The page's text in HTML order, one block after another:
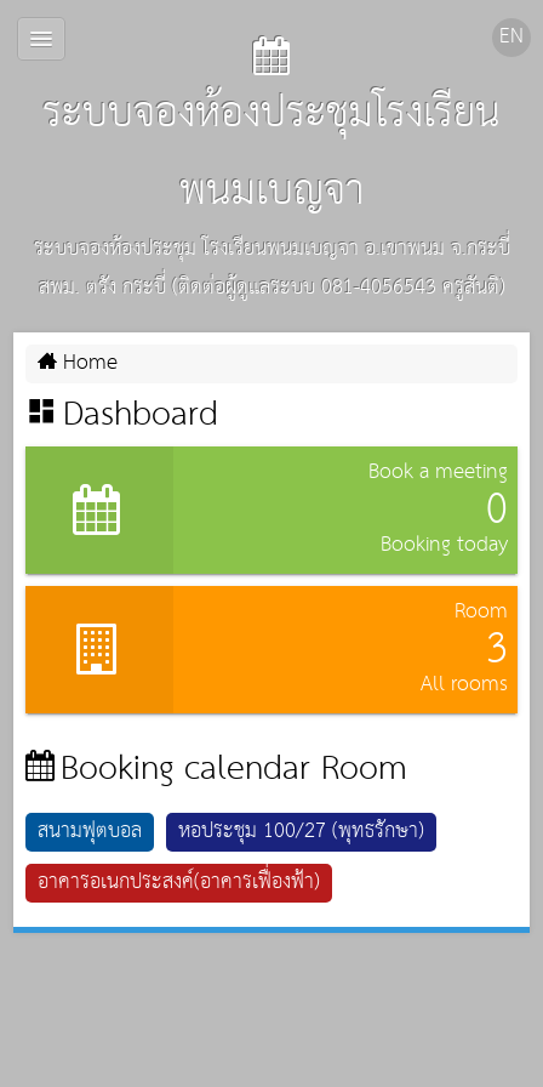
ระบบจองห้องประชุมโรงเรียน
พนมเบญจา
ระบบจองห้องประชุม โรงเรียนพนมเบญจา อ.เขาพนม จ.กระบี่
สพม. ตรัง กระบี่ (ติดต่อผู้ดูแลระบบ 081-4056543 ครูสันติ)
Home
Dashboard
Book a meeting
0
Booking today
Room
3
All rooms
Booking calendar Room
สนามฟุตบอล
หอประชุม 100/27 (พุทธรักษา)
อาคารอเนกประสงค์(อาคารเฟื่องฟ้า)